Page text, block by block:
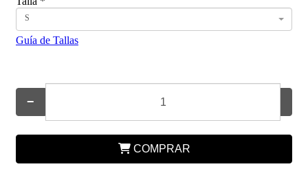
S
Guía de Tallas
−
COMPRAR